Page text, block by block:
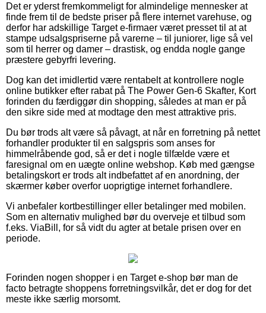
Det er yderst fremkommeligt for almindelige mennesker at
finde frem til de bedste priser på flere internet varehuse, og
derfor har adskillige Target e-firmaer været presset til at at
stampe udsalgspriserne på varerne – til juniorer, lige så vel
som til herrer og damer – drastisk, og endda nogle gange
præstere gebyrfri levering.
Dog kan det imidlertid være rentabelt at kontrollere nogle
online butikker efter rabat på The Power Gen-6 Skafter, Kort
forinden du færdiggør din shopping, således at man er på
den sikre side med at modtage den mest attraktive pris.
Du bør trods alt være så påvagt, at når en forretning på nettet
forhandler produkter til en salgspris som anses for
himmelråbende god, så er det i nogle tilfælde være et
faresignal om en uægte online webshop. Køb med gængse
betalingskort er trods alt indbefattet af en anordning, der
skærmer køber overfor uoprigtige internet forhandlere.
Vi anbefaler kortbestillinger eller betalinger med mobilen.
Som en alternativ mulighed bør du overveje et tilbud som
f.eks. ViaBill, for så vidt du agter at betale prisen over en
periode.
Forinden nogen shopper i en Target e-shop bør man de
facto betragte shoppens forretningsvilkår, det er dog for det
meste ikke særlig morsomt.